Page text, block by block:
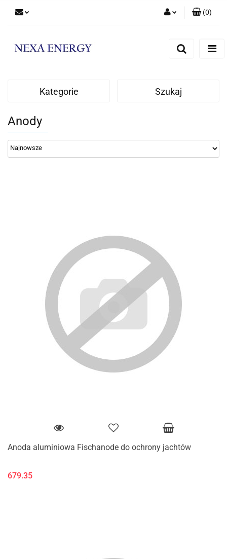
(0)
Kategorie Szukaj
Anody
Anoda aluminiowa Fischanode do ochrony jachtów
679.35